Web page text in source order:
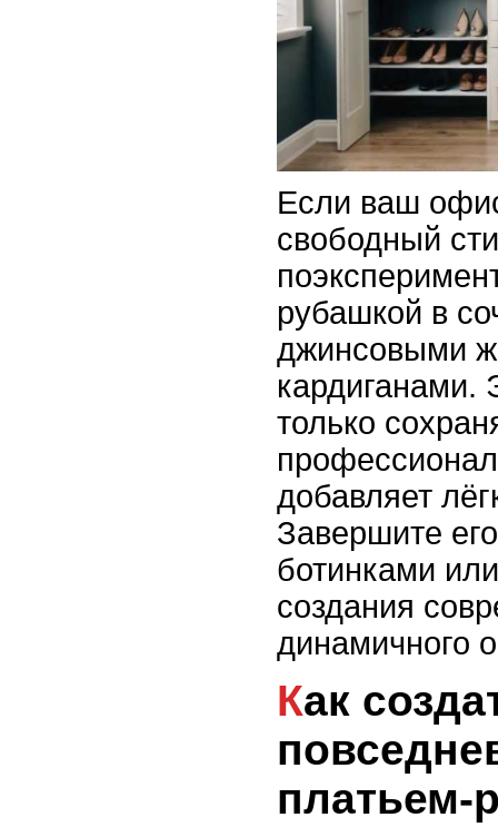
Если ваш
свободный
рубашкой в
джинсовыми
кардиганами.
только
добавляет
Завершите
ботинками
создания
динамичного
Как создать
платьем-